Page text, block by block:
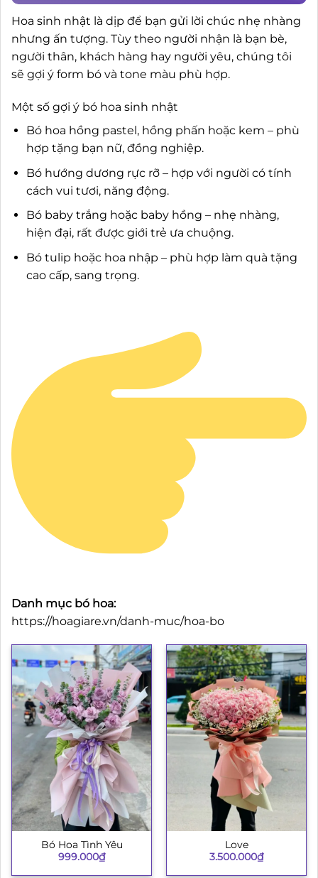
Hoa sinh nhật là dịp để bạn gửi lời chúc nhẹ nhàng
nhưng ấn tượng. Tùy theo người nhận là bạn bè,
người thân, khách hàng hay người yêu, chúng tôi
sẽ gợi ý form bó và tone màu phù hợp.
Một số gợi ý bó hoa sinh nhật
Bó hoa hồng pastel, hồng phấn hoặc kem – phù
hợp tặng bạn nữ, đồng nghiệp.
Bó hướng dương rực rỡ – hợp với người có tính
cách vui tươi, năng động.
Bó baby trắng hoặc baby hồng – nhẹ nhàng,
hiện đại, rất được giới trẻ ưa chuộng.
Bó tulip hoặc hoa nhập – phù hợp làm quà tặng
cao cấp, sang trọng.
Danh mục bó hoa:
https://hoagiare.vn/danh-muc/hoa-bo
Bó Hoa Tình Yêu
999.000₫
Love
3.500.000₫